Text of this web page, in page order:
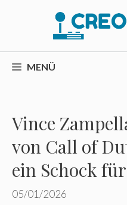
MENÜ
Vince
von Call of
ein Schock
05/01/2026